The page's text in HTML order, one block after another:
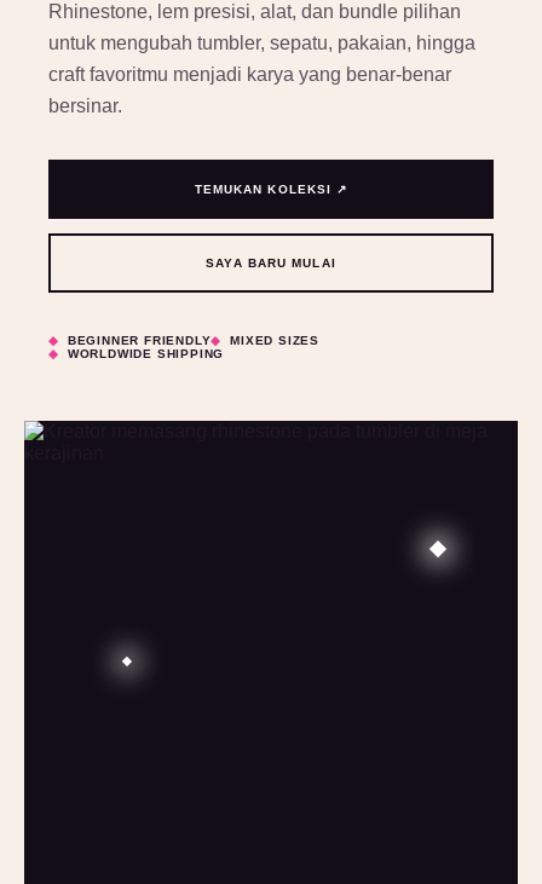
Rhinestone, lem presisi, alat, dan bundle pilihan
untuk mengubah tumbler, sepatu, pakaian, hingga
craft favoritmu menjadi karya yang benar-benar
bersinar.
TEMUKAN KOLEKSI ↗
SAYA BARU MULAI
BEGINNER FRIENDLY
MIXED SIZES
WORLDWIDE SHIPPING